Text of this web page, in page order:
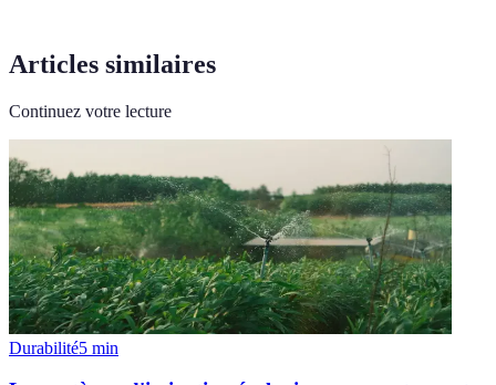
Articles similaires
Continuez votre lecture
Durabilité5 min